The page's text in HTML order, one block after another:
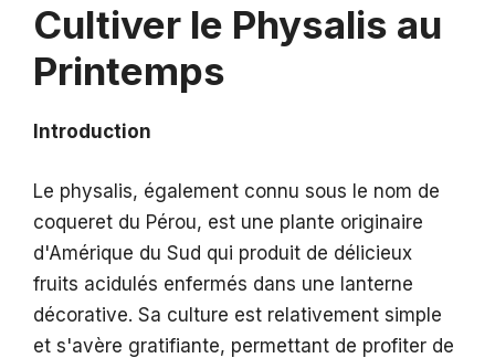
Cultiver le Physalis au
Printemps
Introduction
Le physalis, également connu sous le nom de
coqueret du Pérou, est une plante originaire
d'Amérique du Sud qui produit de délicieux
fruits acidulés enfermés dans une lanterne
décorative. Sa culture est relativement simple
et s'avère gratifiante, permettant de profiter de